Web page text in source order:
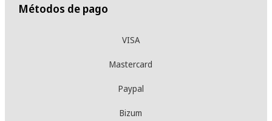
Métodos de pago
VISA
Mastercard
Paypal
Bizum